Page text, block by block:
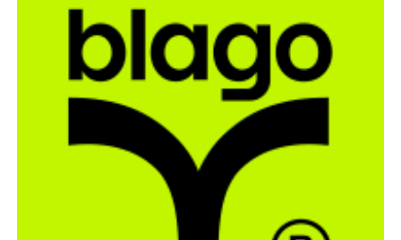
для Івано-Франківська
Поліція затримала банду, яка привласнили
квартири у Києві та Франківську на понад 2,6
млн гривень
22.07.2026
Літо вигідних інвестицій: комерційні
приміщення зі знижками
21.07.2026
Як вибрати кольори для кухні у 2026 році
20.07.2026